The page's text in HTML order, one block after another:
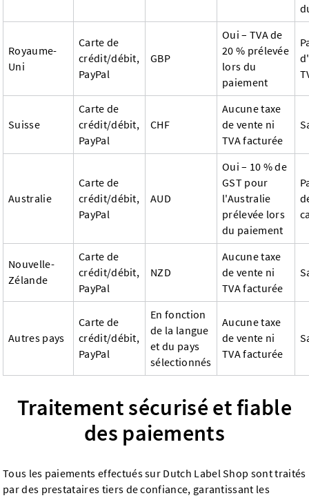
Royaume-
Uni
Carte de
crédit/débit,
PayPal
GBP
Oui – TVA de
20 % prélevée
lors du
paiement
Suisse
Carte de
crédit/débit,
PayPal
CHF
Aucune taxe
de vente ni
TVA facturée
Australie
Carte de
crédit/débit,
PayPal
AUD
Oui – 10 % de
GST pour
l'Australie
prélevée lors
du paiement
Nouvelle-
Zélande
Carte de
crédit/débit,
PayPal
NZD
Aucune taxe
de vente ni
TVA facturée
Autres pays
Carte de
crédit/débit,
PayPal
En fonction
de la langue
et du pays
sélectionnés
Aucune taxe
de vente ni
TVA facturée
Traitement sécurisé et fiable
des paiements
Tous les paiements effectués sur Dutch Label Shop sont traités
par des prestataires tiers de confiance, garantissant les